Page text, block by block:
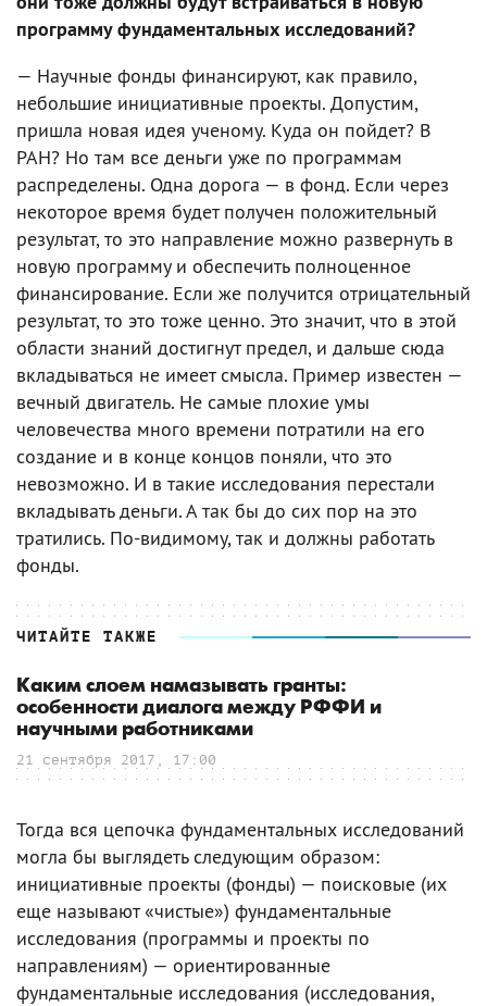
программу фундаментальных исследований?
— Научные фонды финансируют, как правило,
небольшие инициативные проекты. Допустим,
пришла новая идея ученому. Куда он пойдет? В
РАН? Но там все деньги уже по программам
распределены. Одна дорога — в фонд. Если через
некоторое время будет получен положительный
результат, то это направление можно развернуть в
новую программу и обеспечить полноценное
финансирование. Если же получится отрицательный
результат, то это тоже ценно. Это значит, что в этой
области знаний достигнут предел, и дальше сюда
вкладываться не имеет смысла. Пример известен —
вечный двигатель. Не самые плохие умы
человечества много времени потратили на его
создание и в конце концов поняли, что это
невозможно. И в такие исследования перестали
вкладывать деньги. А так бы до сих пор на это
тратились. По-видимому, так и должны работать
фонды.
ЧИТАЙТЕ ТАКЖЕ
Каким слоем намазывать гранты:
особенности диалога между РФФИ и
научными работниками
21 сентября 2017, 17:00
Тогда вся цепочка фундаментальных исследований
могла бы выглядеть следующим образом:
инициативные проекты (фонды) — поисковые (их
еще называют «чистые») фундаментальные
исследования (программы и проекты по
направлениям) — ориентированные
фундаментальные исследования (исследования,